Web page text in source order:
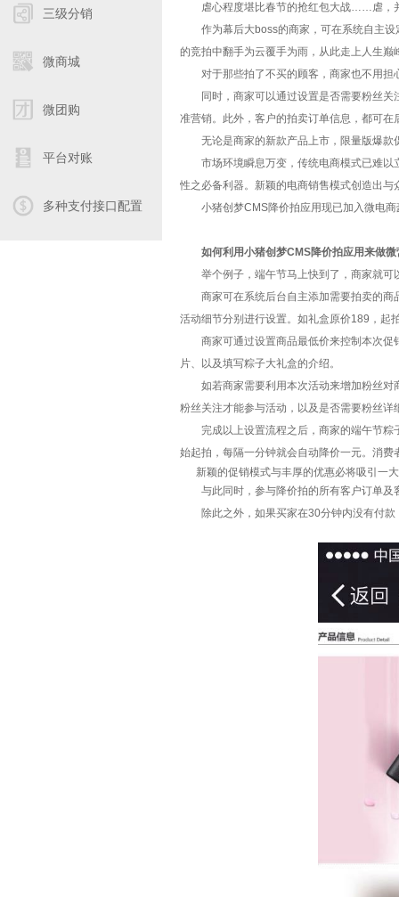
三级分销
微商城
微团购
平台对账
多种支付接口配置
虐心程度堪比春节的抢红包大战……虐，并
作为幕后大boss的商家，可在系统自主设
的竞拍中翻手为云覆手为雨，从此走上人生巅
对于那些拍了不买的顾客，商家也不用担
同时，商家可以通过设置是否需要粉丝关
准营销。此外，客户的拍卖订单信息，都可在
无论是商家的新款产品上市，限量版爆款
市场环境瞬息万变，传统电商模式已难以
性之必备利器。新颖的电商销售模式创造出
小猪创梦CMS降价拍应用现已加入微电商
如何利用小猪创梦CMS降价拍应用来做微
举个例子，端午节马上快到了，商家就可
商家可在系统后台自主添加需要拍卖的商
活动细节分别进行设置。如礼盒原价189，起
商家可通过设置商品最低价来控制本次促
片、以及填写粽子大礼盒的介绍。
如若商家需要利用本次活动来增加粉丝对
粉丝关注才能参与活动，以及是否需要粉丝
完成以上设置流程之后，商家的端午节粽
始起拍，每隔一分钟就会自动降价一元。消
新颖的促销模式与丰厚的优惠必将吸引一
与此同时，参与降价拍的所有客户订单及
除此之外，如果买家在30分钟内没有付款